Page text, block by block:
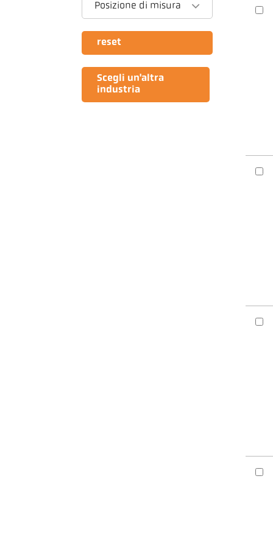
Posizione di misura
reset
Scegli un'altra
industria